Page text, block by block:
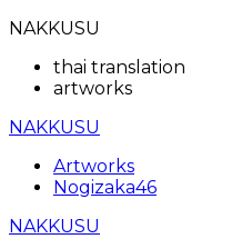
NAKKUSU
thai translation
artworks
NAKKUSU
Artworks
Nogizaka46
NAKKUSU